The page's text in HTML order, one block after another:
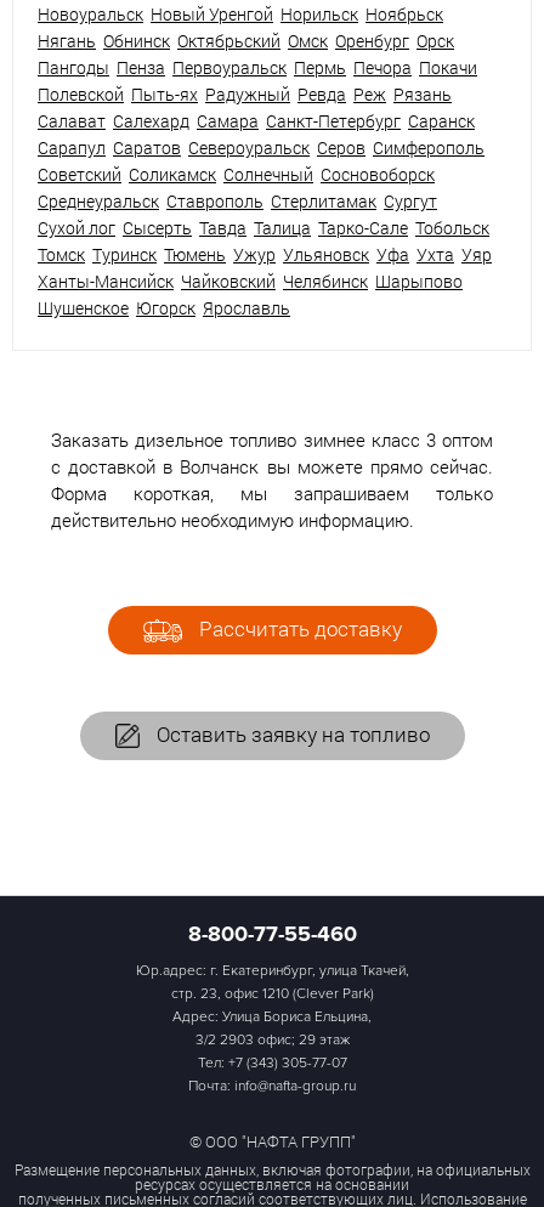
Новоуральск Новый Уренгой Норильск Ноябрьск
Нягань Обнинск Октябрьский Омск Оренбург Орск
Пангоды Пенза Первоуральск Пермь Печора Покачи
Полевской Пыть-ях Радужный Ревда Реж Рязань
Салават Салехард Самара Санкт-Петербург Саранск
Сарапул Саратов Североуральск Серов Симферополь
Советский Соликамск Солнечный Сосновоборск
Среднеуральск Ставрополь Стерлитамак Сургут
Сухой лог Сысерть Тавда Талица Тарко-Сале Тобольск
Томск Туринск Тюмень Ужур Ульяновск Уфа Ухта Уяр
Ханты-Мансийск Чайковский Челябинск Шарыпово
Шушенское Югорск Ярославль
Заказать дизельное топливо зимнее класс 3 оптом
с доставкой в Волчанск вы можете прямо сейчас.
Форма короткая, мы запрашиваем только
действительно необходимую информацию.
Рассчитать доставку
Оставить заявку на топливо
8-800-77-55-460
Юр.адрес: г. Екатеринбург, улица Ткачей,
стр. 23, офис 1210 (Clever Park)
Адрес: Улица Бориса Ельцина,
3/2 2903 офис; 29 этаж
Тел: +7 (343) 305-77-07
Почта: info@nafta-group.ru
© ООО "НАФТА ГРУПП"
Размещение персональных данных, включая фотографии, на официальных
ресурсах осуществляется на основании
полученных письменных согласий соответствующих лиц. Использование